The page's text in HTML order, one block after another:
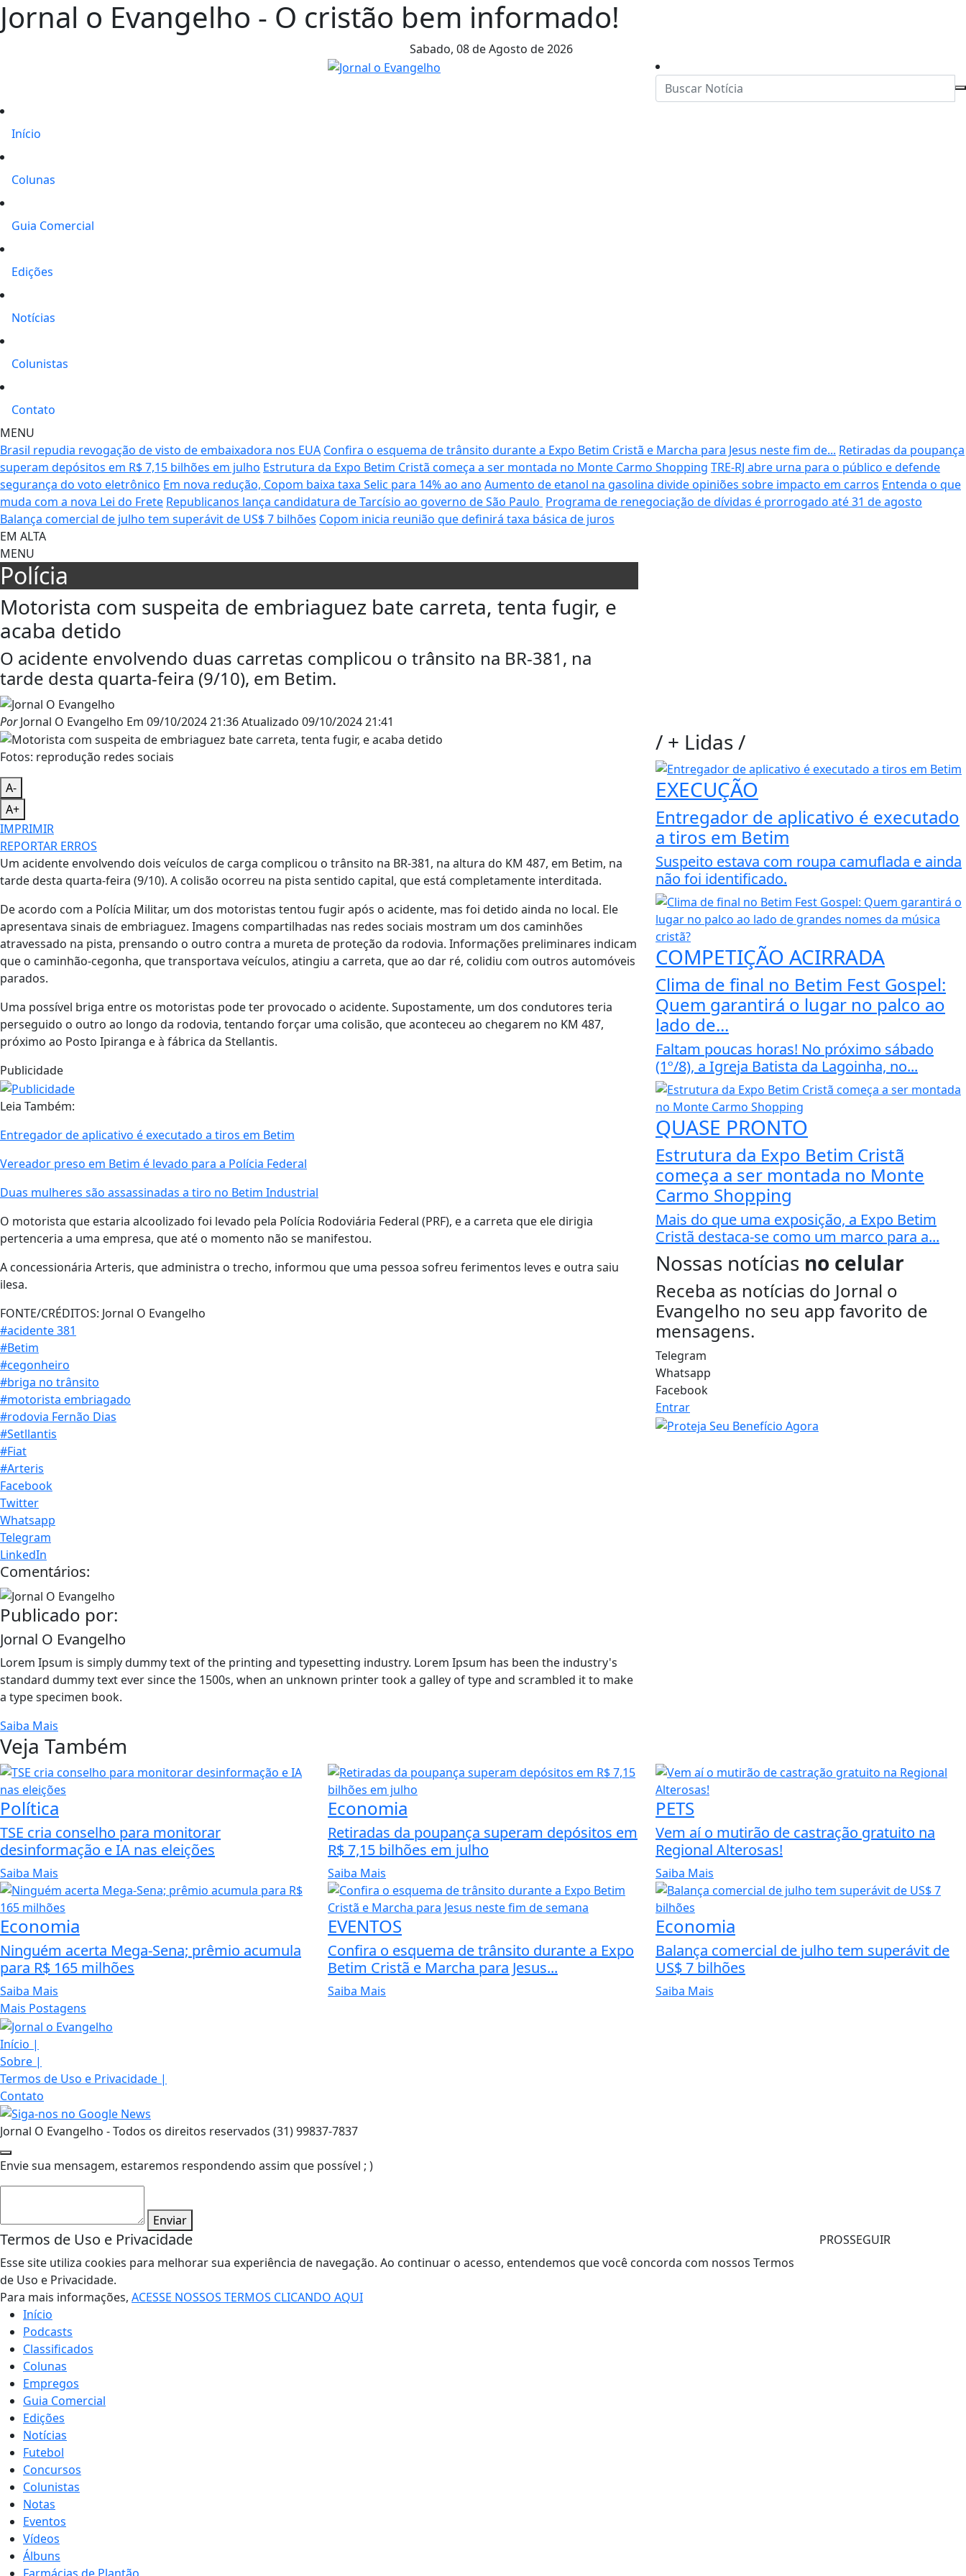
Jornal o Evangelho - O cristão bem informado!
Sabado, 08 de Agosto de 2026
Início
Colunas
Guia Comercial
Edições
Notícias
Colunistas
Contato
MENU
Brasil repudia revogação de visto de embaixadora nos EUA Confira o esquema de trânsito durante a Expo Betim Cristã e Marcha para Jesus neste fim de... Retiradas da poupança
superam depósitos em R$ 7,15 bilhões em julho Estrutura da Expo Betim Cristã começa a ser montada no Monte Carmo Shopping TRE-RJ abre urna para o público e defende
segurança do voto eletrônico Em nova redução, Copom baixa taxa Selic para 14% ao ano Aumento de etanol na gasolina divide opiniões sobre impacto em carros Entenda o que
muda com a nova Lei do Frete Republicanos lança candidatura de Tarcísio ao governo de São Paulo Programa de renegociação de dívidas é prorrogado até 31 de agosto
Balança comercial de julho tem superávit de US$ 7 bilhões Copom inicia reunião que definirá taxa básica de juros
EM ALTA
MENU
Polícia
Motorista com suspeita de embriaguez bate carreta, tenta fugir, e
acaba detido
O acidente envolvendo duas carretas complicou o trânsito na BR-381, na
tarde desta quarta-feira (9/10), em Betim.
PorJornal O Evangelho Em 09/10/2024 21:36Atualizado 09/10/2024 21:41
Fotos: reprodução redes sociais
A-
A+
IMPRIMIR
REPORTAR ERROS
Um acidente envolvendo dois veículos de carga complicou o trânsito na BR-381, na altura do KM 487, em Betim, na
tarde desta quarta-feira (9/10). A colisão ocorreu na pista sentido capital, que está completamente interditada.
De acordo com a Polícia Militar, um dos motoristas tentou fugir após o acidente, mas foi detido ainda no local. Ele
apresentava sinais de embriaguez. Imagens compartilhadas nas redes sociais mostram um dos caminhões
atravessado na pista, prensando o outro contra a mureta de proteção da rodovia. Informações preliminares indicam
que o caminhão-cegonha, que transportava veículos, atingiu a carreta, que ao dar ré, colidiu com outros automóveis
parados.
Uma possível briga entre os motoristas pode ter provocado o acidente. Supostamente, um dos condutores teria
perseguido o outro ao longo da rodovia, tentando forçar uma colisão, que aconteceu ao chegarem no KM 487,
próximo ao Posto Ipiranga e à fábrica da Stellantis.
Publicidade
Leia Também:
Entregador de aplicativo é executado a tiros em Betim
Vereador preso em Betim é levado para a Polícia Federal
Duas mulheres são assassinadas a tiro no Betim Industrial
O motorista que estaria alcoolizado foi levado pela Polícia Rodoviária Federal (PRF), e a carreta que ele dirigia
pertenceria a uma empresa, que até o momento não se manifestou.
A concessionária Arteris, que administra o trecho, informou que uma pessoa sofreu ferimentos leves e outra saiu
ilesa.
FONTE/CRÉDITOS: Jornal O Evangelho
#acidente 381
#Betim
#cegonheiro
#briga no trânsito
#motorista embriagado
#rodovia Fernão Dias
#Setllantis
#Fiat
#Arteris
Facebook
Twitter
Whatsapp
Telegram
LinkedIn
Comentários:
Publicado por:
Jornal O Evangelho
Lorem Ipsum is simply dummy text of the printing and typesetting industry. Lorem Ipsum has been the industry's
standard dummy text ever since the 1500s, when an unknown printer took a galley of type and scrambled it to make
a type specimen book.
Saiba Mais
/ + Lidas/
EXECUÇÃO
Entregador de aplicativo é executado
a tiros em Betim
Suspeito estava com roupa camuflada e ainda
não foi identificado.
COMPETIÇÃO ACIRRADA
Clima de final no Betim Fest Gospel:
Quem garantirá o lugar no palco ao
lado de...
Faltam poucas horas! No próximo sábado
(1º/8), a Igreja Batista da Lagoinha, no...
QUASE PRONTO
Estrutura da Expo Betim Cristã
começa a ser montada no Monte
Carmo Shopping
Mais do que uma exposição, a Expo Betim
Cristã destaca-se como um marco para a...
Nossas notícias no celular
Receba as notícias do Jornal o
Evangelho no seu app favorito de
mensagens.
Telegram
Whatsapp
Facebook
Entrar
Veja Também
Política
TSE cria conselho para monitorar
desinformação e IA nas eleições
Saiba Mais
Economia
Retiradas da poupança superam depósitos em
R$ 7,15 bilhões em julho
Saiba Mais
PETS
Vem aí o mutirão de castração gratuito na
Regional Alterosas!
Saiba Mais
Economia
Ninguém acerta Mega-Sena; prêmio acumula
para R$ 165 milhões
Saiba Mais
EVENTOS
Confira o esquema de trânsito durante a Expo
Betim Cristã e Marcha para Jesus...
Saiba Mais
Economia
Balança comercial de julho tem superávit de
US$ 7 bilhões
Saiba Mais
Mais Postagens
Início |
Sobre |
Termos de Uso e Privacidade |
Contato
Jornal O Evangelho - Todos os direitos reservados (31) 99837-7837
Envie sua mensagem, estaremos respondendo assim que possível ; )
Enviar
Termos de Uso e Privacidade
Esse site utiliza cookies para melhorar sua experiência de navegação. Ao continuar o acesso, entendemos que você concorda com nossos Termos
de Uso e Privacidade.
Para mais informações, ACESSE NOSSOS TERMOS CLICANDO AQUI
PROSSEGUIR
Início
Podcasts
Classificados
Colunas
Empregos
Guia Comercial
Edições
Notícias
Futebol
Concursos
Colunistas
Notas
Eventos
Vídeos
Álbuns